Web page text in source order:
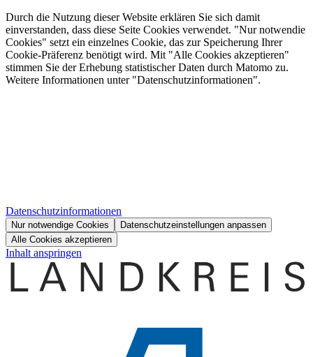
Durch die Nutzung dieser Website erklären Sie sich damit
einverstanden, dass diese Seite Cookies verwendet. "Nur notwendie
Cookies" setzt ein einzelnes Cookie, das zur Speicherung Ihrer
Cookie-Präferenz benötigt wird. Mit "Alle Cookies akzeptieren"
stimmen Sie der Erhebung statistischer Daten durch Matomo zu.
Weitere Informationen unter "Datenschutzinformationen".
Datenschutzinformationen
Nur notwendige Cookies
Datenschutzeinstellungen anpassen
Alle Cookies akzeptieren
Inhalt anspringen